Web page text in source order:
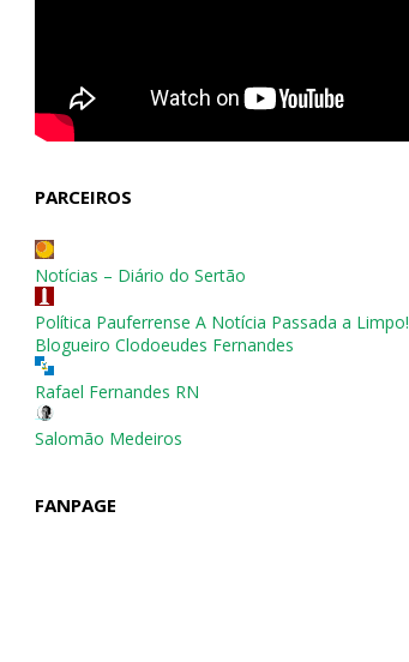
PARCEIROS
Notícias – Diário do Sertão
Política Pauferrense A Notícia Passada a Limpo!
Blogueiro Clodoeudes Fernandes
Rafael Fernandes RN
Salomão Medeiros
FANPAGE